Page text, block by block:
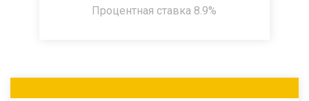
Процентная ставка 8.9%